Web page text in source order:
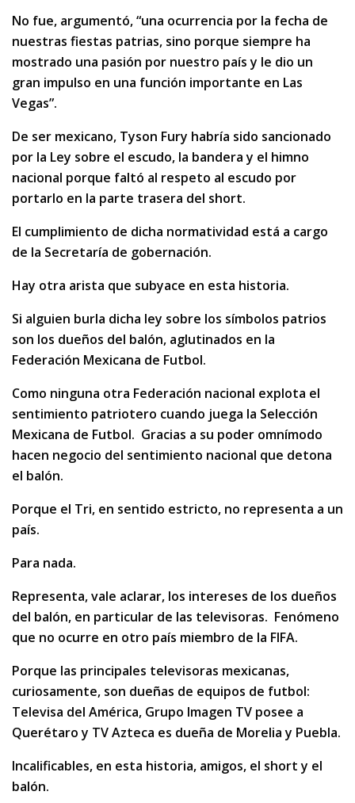
No fue, argumentó, “una ocurrencia por la fecha de
nuestras fiestas patrias, sino porque siempre ha
mostrado una pasión por nuestro país y le dio un
gran impulso en una función importante en Las
Vegas”.
De ser mexicano, Tyson Fury habría sido sancionado
por la Ley sobre el escudo, la bandera y el himno
nacional porque faltó al respeto al escudo por
portarlo en la parte trasera del short.
El cumplimiento de dicha normatividad está a cargo
de la Secretaría de gobernación.
Hay otra arista que subyace en esta historia.
Si alguien burla dicha ley sobre los símbolos patrios
son los dueños del balón, aglutinados en la
Federación Mexicana de Futbol.
Como ninguna otra Federación nacional explota el
sentimiento patriotero cuando juega la Selección
Mexicana de Futbol. Gracias a su poder omnímodo
hacen negocio del sentimiento nacional que detona
el balón.
Porque el Tri, en sentido estricto, no representa a un
país.
Para nada.
Representa, vale aclarar, los intereses de los dueños
del balón, en particular de las televisoras. Fenómeno
que no ocurre en otro país miembro de la FIFA.
Porque las principales televisoras mexicanas,
curiosamente, son dueñas de equipos de futbol:
Televisa del América, Grupo Imagen TV posee a
Querétaro y TV Azteca es dueña de Morelia y Puebla.
Incalificables, en esta historia, amigos, el short y el
balón.